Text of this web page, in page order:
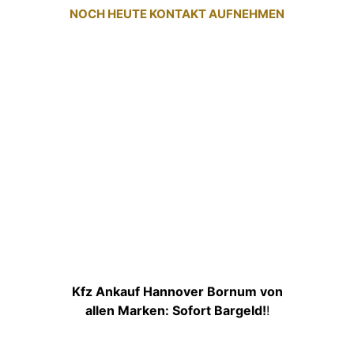
NOCH HEUTE KONTAKT AUFNEHMEN
Kfz Ankauf Hannover Bornum von
allen Marken: Sofort Bargeld!!